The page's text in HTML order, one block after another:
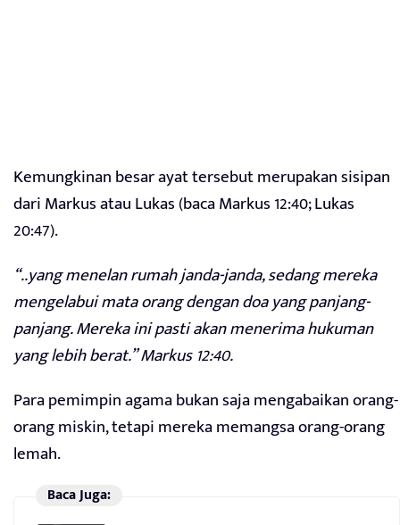
Kemungkinan besar ayat tersebut merupakan sisipan
dari Markus atau Lukas (baca Markus 12:40; Lukas
20:47).
“..yang menelan rumah janda-janda, sedang mereka
mengelabui mata orang dengan doa yang panjang-
panjang. Mereka ini pasti akan menerima hukuman
yang lebih berat.” Markus 12:40.
Para pemimpin agama bukan saja mengabaikan orang-
orang miskin, tetapi mereka memangsa orang-orang
lemah.
Baca Juga: